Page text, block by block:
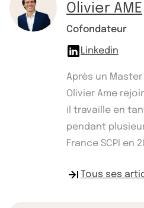
Olivier AME
Cofondateur
Linkedin
Après un
Olivier Ame
il travaille en
pendant
France SCPI en
Tous ses